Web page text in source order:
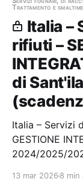
Trattamento e
Italia –
rifiuti –
di
Italia – Servizi
GESTIONE
2024/2025/
13 mar 2026 8 min